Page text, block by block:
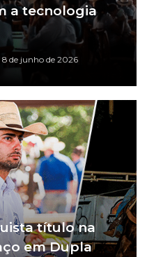
a tecnologia
8 de junho de 2026
título na
em Dupla